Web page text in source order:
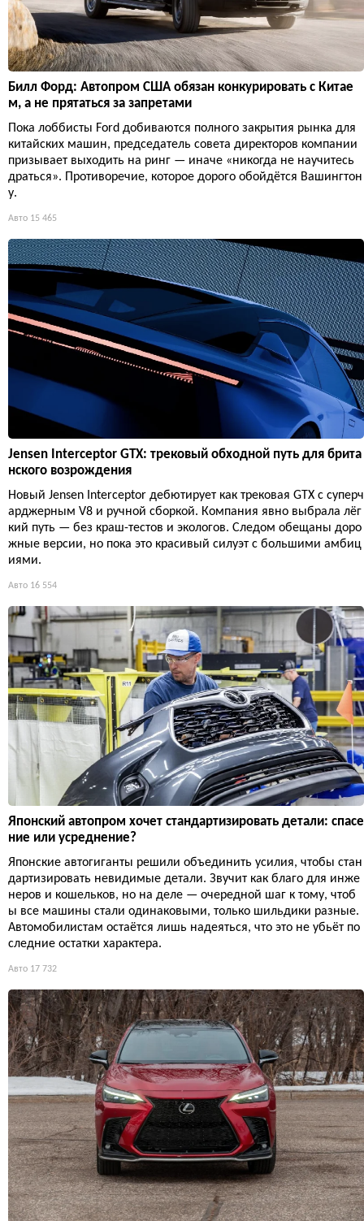
Билл Форд: Автопром США обязан конкурировать с Китае
м, а не прятаться за запретами
Пока лоббисты Ford добиваются полного закрытия рынка для
китайских машин, председатель совета директоров компании
призывает выходить на ринг — иначе «никогда не научитесь
драться». Противоречие, которое дорого обойдётся Вашингтон
у.
Авто 15 465
Jensen Interceptor GTX: трековый обходной путь для брита
нского возрождения
Новый Jensen Interceptor дебютирует как трековая GTX с суперч
арджерным V8 и ручной сборкой. Компания явно выбрала лёг
кий путь — без краш-тестов и экологов. Следом обещаны доро
жные версии, но пока это красивый силуэт с большими амбиц
иями.
Авто 16 554
Японский автопром хочет стандартизировать детали: спасе
ние или усреднение?
Японские автогиганты решили объединить усилия, чтобы стан
дартизировать невидимые детали. Звучит как благо для инже
неров и кошельков, но на деле — очередной шаг к тому, чтоб
ы все машины стали одинаковыми, только шильдики разные.
Автомобилистам остаётся лишь надеяться, что это не убьёт по
следние остатки характера.
Авто 17 732